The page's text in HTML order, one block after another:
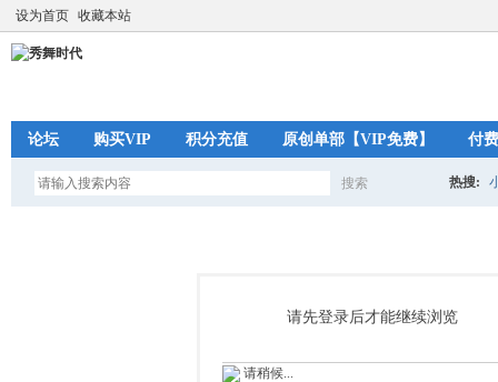
设为首页 收藏本站
论坛 购买VIP 积分充值 原创单部【VIP免费】 付
搜索
索
热搜:
请先登录后才能继续浏览
请稍候...